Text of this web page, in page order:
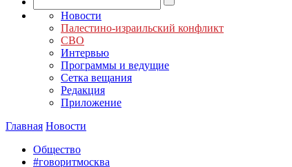
Новости
Палестино-израильский конфликт
СВО
Интервью
Программы и ведущие
Сетка вещания
Редакция
Приложение
Главная Новости
Общество
#говоритмосква